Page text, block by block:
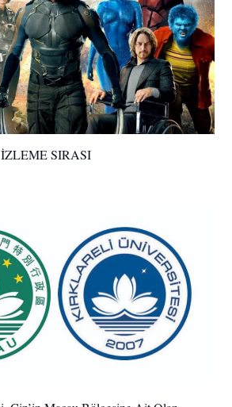
SIRASI